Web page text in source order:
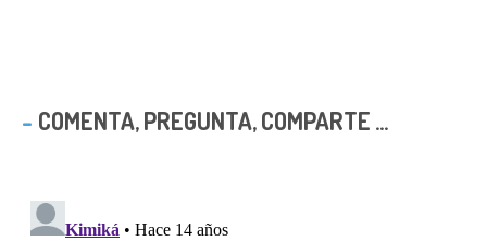
COMENTA, PREGUNTA, COMPARTE ...